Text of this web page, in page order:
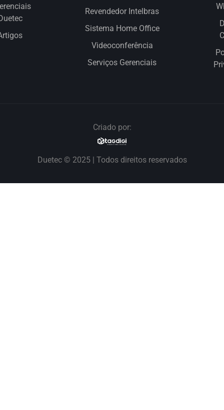
Revendedor Intelbras
Sistema Home Office
Videoconferência
Serviços Gerenciais
Criado por:
Duetec © 2025 | Todos direitos reservados